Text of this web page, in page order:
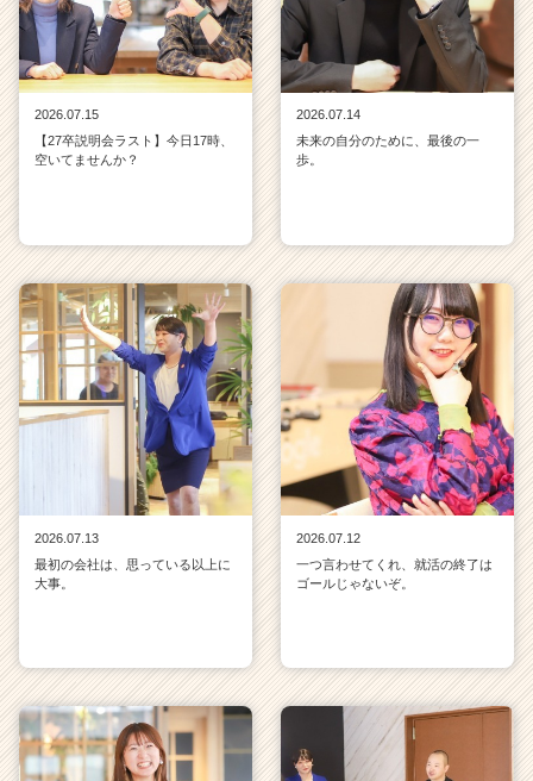
2026.07.15
【27卒説明会ラスト】今日17時、
空いてませんか？
2026.07.14
未来の自分のために、最後の一
歩。
2026.07.13
最初の会社は、思っている以上に
大事。
2026.07.12
一つ言わせてくれ、就活の終了は
ゴールじゃないぞ。